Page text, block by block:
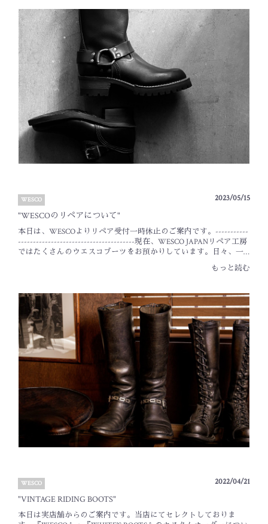
9E】となっております。ストラップのスタッズが印象的な11"ハイ
トのBOSSになります。レザーは、イタリアで鞣された極厚のホー
スハイド。長年の着用に耐える耐久性を備え、茶芯の経年変化を
楽しむことができます。その他、様々な限定モデルらしい仕様が
盛り込まれた逸品です。WESCOやWHITE'S BOOTSに関しまして
は、担当者不在の為、ご対応・カスタムオーダーの受付を休止さ
せていただく営業日がございます。こちらのブログにて下記のよ
うにご案内しておりますのでご覧くださいませ。【１月のカスタ
ムオーダー休止日】『WESCO』・『WHITE'S BOOTS』のカスタム
オーダーについて。担当者不在の為、１月の下記営業日はカスタ
ムオーダーの受付を休止させて頂きます。・２９日(月)ご迷惑・ご
不便をお掛けいたしますが、ご理解のほど宜しくお願い申し上げ
ます。当店は水曜定休となっております。オンラインストア・通
信販売のご注文やお問い合わせのご対応も休止となりますのでご
了承下さい。BLACK SIGN Main Lodge _ Tanaka
WESCO 2023/05/15
"WESCOのリペアについて"
本日は、WESCOよりリペア受付一時休止のご案内です。-----------
---------------------------------------現在、WESCO JAPANリペア工房
ではたくさんのウエスコブーツをお預かりしています。日々、一
足一足作業に取り掛かっておりますが、納品までかなりのお時間
を頂戴しております。つきましては、本日よりリペアの受付を一
通常納期(ヒール交換：3日〜1週間ソール交換：1ヶ月程度)の見通し
が立ち次第改めてご案内させていただきます。急なご案内とな
り、ご愛用頂いている皆さまには大変ご迷惑をお掛け致しますが
何卒ご理解賜りますよう宜しくお願い申し上げます。WESCO
JAPAN--------------------------------------------------上記案内がござ
いましたので、当店でもWESCO BOOTSのリペア受付を休止させて
頂きます。ご迷惑・ご不便をお掛けいたしますが、ご理解のほど
宜しくお願い申し上げます。当店は水曜定休となっております。
オンラインストア・通信販売のご注文やお問い合わせのご対応も
休止となりますのでご了承下さい。BLACK SIGN Main Lodge _
Tanaka【５月のカスタムオーダー休止日】『WESCO』・
『WHITE'S BOOTS』のカスタムオーダーについて。担当者不在の
為、５月の下記営業日はカスタムオーダーの受付を休止させて頂
きます。・３日(水)・２６日(金)ご迷惑・ご不便をお掛けいたしま
すが、ご理解のほど宜しくお願い申し上げます。
もっと読む
WESCO 2022/04/21
"VINTAGE RIDING BOOTS"
本日は実店舗からのご案内です。当店にてセレクトしておりま